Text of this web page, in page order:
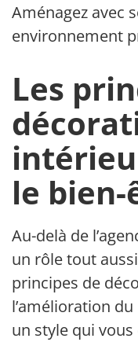
Aménagez avec
environnement
Les
le
Au-delà de
un rôle tout
principes de
l’amélioration
un style qui